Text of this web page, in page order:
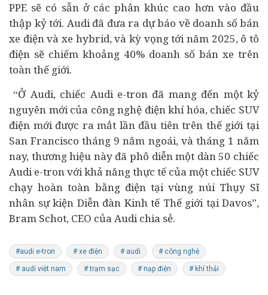
PPE sẽ có sẵn ở các phân khúc cao hơn vào đầu
thập kỷ tới. Audi đã đưa ra dự báo về doanh số bán
xe điện và xe hybrid, và kỳ vọng tới năm 2025, ô tô
điện sẽ chiếm khoảng 40% doanh số bán xe trên
toàn thế giới.
“Ở Audi, chiếc Audi e-tron đã mang đến một kỷ
nguyên mới của công nghệ điện khí hóa, chiếc SUV
điện mới được ra mắt lần đầu tiên trên thế giới tại
San Francisco tháng 9 năm ngoái, và tháng 1 năm
nay, thương hiệu này đã phô diễn một dàn 50 chiếc
Audi e-tron với khả năng thực tế của một chiếc SUV
chạy hoàn toàn bằng điện tại vùng núi Thụy Sĩ
nhân sự kiện Diễn đàn Kinh tế Thế giới tại Davos”,
Bram Schot, CEO của Audi chia sẻ.
#audi e-tron # xe điện # audi # công nghệ
# audi việt nam # trạm sạc # nạp điện # khí thải